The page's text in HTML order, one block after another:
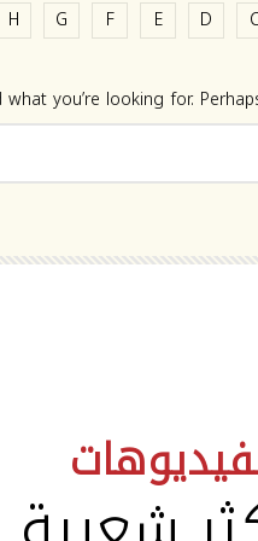
D
E
F
G
H
you’re looking for.